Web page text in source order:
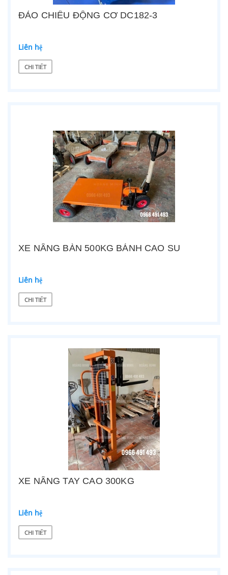
ĐẢO CHIỀU ĐỘNG CƠ DC182-3
Liên hệ
CHI TIẾT
XE NÂNG BÀN 500KG BÁNH CAO SU
Liên hệ
CHI TIẾT
XE NÂNG TAY CAO 300KG
Liên hệ
CHI TIẾT